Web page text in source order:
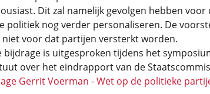
Dit zal namelijk gevolgen hebben
politiek nog verder personaliseren. De
niet voor dat partijen versterkt worden.
bijdrage is uitgesproken tijdens het
over het eindrapport van de
Gerrit Voerman - Wet op de politieke